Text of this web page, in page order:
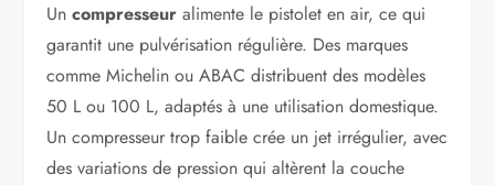
Uncompresseur alimente le pistolet en air, ce qui
garantit une pulvérisation régulière. Des marques
comme Michelin ou ABAC distribuent des modèles
50 L ou 100 L, adaptés à une utilisation domestique.
Un compresseur trop faible crée un jet irrégulier, avec
des variations de pression qui altèrent la couche